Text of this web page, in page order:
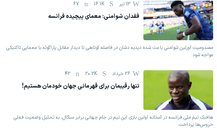
13 تیر 16.1K
67
فقدان شوامنی: معمای پیچیده فرانسه
مصدومیت اورلین شوامنی باعث شده دیدیه دشان در فاصله کوتاهی تا دیدار مقابل پاراگوئه با معمایی تاکتیکی
مواجه شود.
26 خرداد 20.2K
42
تنها رقیبمان برای قهرمانی جهان خودمان هستیم!
هافبک تیم ملی فرانسه در آستانه اولین بازی این تیم در جام جهانی برابر سنگال، به تحلیل وضعیت فعلی
خروس‌ها پرداخت.